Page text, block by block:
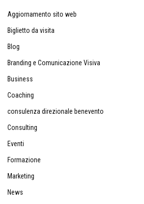
Aggiornamento sito web
Biglietto da visita
Blog
Branding e Comunicazione Visiva
Business
Coaching
consulenza direzionale benevento
Consulting
Eventi
Formazione
Marketing
News